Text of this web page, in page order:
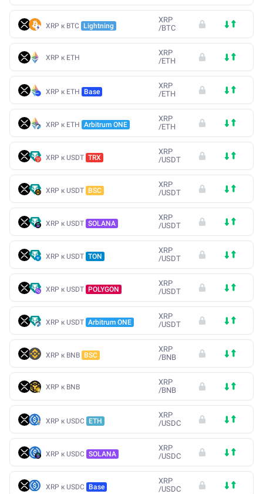
XRP к BTC Lightning
XRP
/BTC
XRP к ETH
XRP
/ETH
XRP к ETH Base
XRP
/ETH
XRP к ETH Arbitrum ONE
XRP
/ETH
XRP к USDT TRX
XRP
/USDT
XRP к USDT BSC
XRP
/USDT
XRP к USDT SOLANA
XRP
/USDT
XRP к USDT TON
XRP
/USDT
XRP к USDT POLYGON
XRP
/USDT
XRP к USDT Arbitrum ONE
XRP
/USDT
XRP к BNB BSC
XRP
/BNB
XRP к BNB
XRP
/BNB
XRP к USDC ETH
XRP
/USDC
XRP к USDC SOLANA
XRP
/USDC
XRP к USDC Base
XRP
/USDC